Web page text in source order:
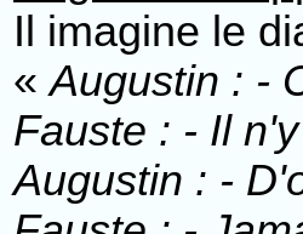
Il imagine le
«Augustin : -
Fauste : - Il
Augustin : -